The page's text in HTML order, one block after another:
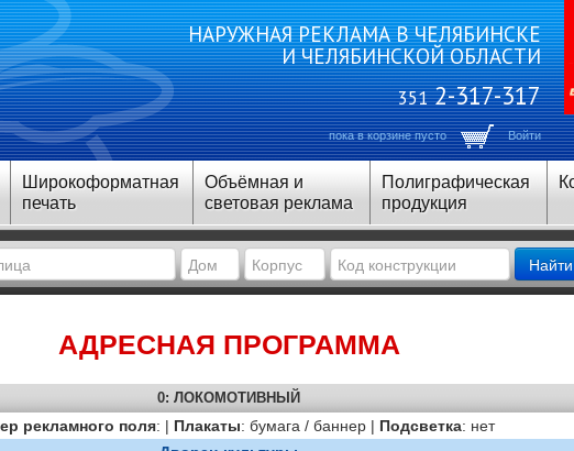
НАРУЖНАЯ РЕКЛАМА В ЧЕЛЯБИНСКЕ
И ЧЕЛЯБИНСКОЙ ОБЛАСТИ
3512-317-317
пока в корзине пусто Войти
Широкоформатная
печать
Объёмная и
световая реклама
Полиграфическая
продукция
Найти
АДРЕСНАЯ ПРОГРАММА
0: ЛОКОМОТИВНЫЙ
рекламного поля: | Плакаты: бумага / баннер | Подсветка: нет